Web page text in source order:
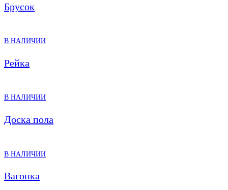
Брусок
В НАЛИЧИИ
Рейка
В НАЛИЧИИ
Доска пола
В НАЛИЧИИ
Вагонка